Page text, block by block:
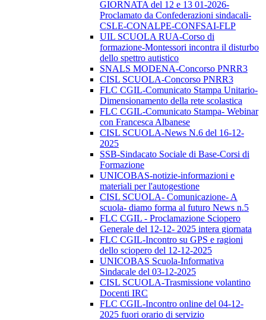
GIORNATA del 12 e 13 01-2026-
Proclamato da Confederazioni sindacali-
CSLE-CONALPE-CONFSAI-FLP
UIL SCUOLA RUA-Corso di
formazione-Montessori incontra il disturbo
dello spettro autistico
SNALS MODENA-Concorso PNRR3
CISL SCUOLA-Concorso PNRR3
FLC CGIL-Comunicato Stampa Unitario-
Dimensionamento della rete scolastica
FLC CGIL-Comunicato Stampa- Webinar
con Francesca Albanese
CISL SCUOLA-News N.6 del 16-12-
2025
SSB-Sindacato Sociale di Base-Corsi di
Formazione
UNICOBAS-notizie-informazioni e
materiali per l'autogestione
CISL SCUOLA- Comunicazione- A
scuola- diamo forma al futuro News n.5
FLC CGIL - Proclamazione Sciopero
Generale del 12-12- 2025 intera giornata
FLC CGIL-Incontro su GPS e ragioni
dello sciopero del 12-12-2025
UNICOBAS Scuola-Informativa
Sindacale del 03-12-2025
CISL SCUOLA-Trasmissione volantino
Docenti IRC
FLC CGIL-Incontro online del 04-12-
2025 fuori orario di servizio